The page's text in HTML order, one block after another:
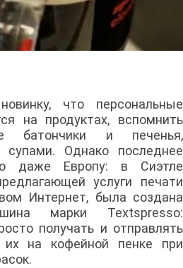
что персональные
на продуктах, вспомнить
батончики и печенья,
Однако последнее
даже Европу: в Сиэтле
услуги печати
Интернет, была создана
марки Textspresso:
получать и отправлять
на кофейной пенке при